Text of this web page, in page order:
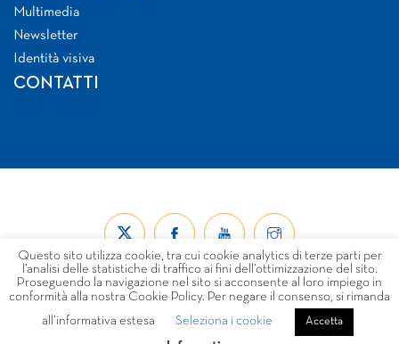
Multimedia
Newsletter
Identità visiva
CONTATTI
© Forum Nazionale del Terzo Settore ETS 2026
COOKIE POLICY DISCLAIMER
Questo sito utilizza cookie, tra cui cookie analytics di terze parti per
l’analisi delle statistiche di traffico ai fini dell’ottimizzazione del sito.
Proseguendo la navigazione nel sito si acconsente al loro impiego in
conformità alla nostra Cookie Policy. Per negare il consenso, si rimanda
all’informativa estesa
Seleziona i cookie Accetta